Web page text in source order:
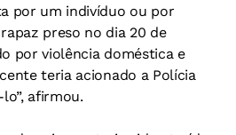
por um indivíduo ou por
preso no dia 20 de
por violência doméstica e
teria acionado a Polícia
afirmou.